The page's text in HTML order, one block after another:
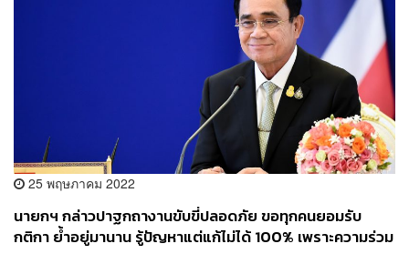
25 พฤษภาคม 2022
นายกฯ กล่าวปาฐกถางานขับขี่ปลอดภัย ขอทุกคนยอมรับ
กติกา ย้ำอยู่มานาน รู้ปัญหาแต่แก้ไม่ได้ 100% เพราะความร่วม